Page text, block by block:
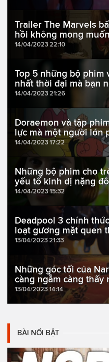
Trailer The Marvels
hồi không mong
14/04/2023 22:10
Top 5 những bộ phim
nhất thời đại mà bạn
14/04/2023 21:26
Doraemon và tập
lực mà một người lớn
14/04/2023 17:22
Những bộ phim cho
yếu tố kinh dị nặng
14/04/2023 15:32
Deadpool 3 chính
loạt gương mặt quen
13/04/2023 21:33
Những góc tối của
càng ngẫm càng thấy
13/04/2023 14:14
BÀI NỔI BẬT